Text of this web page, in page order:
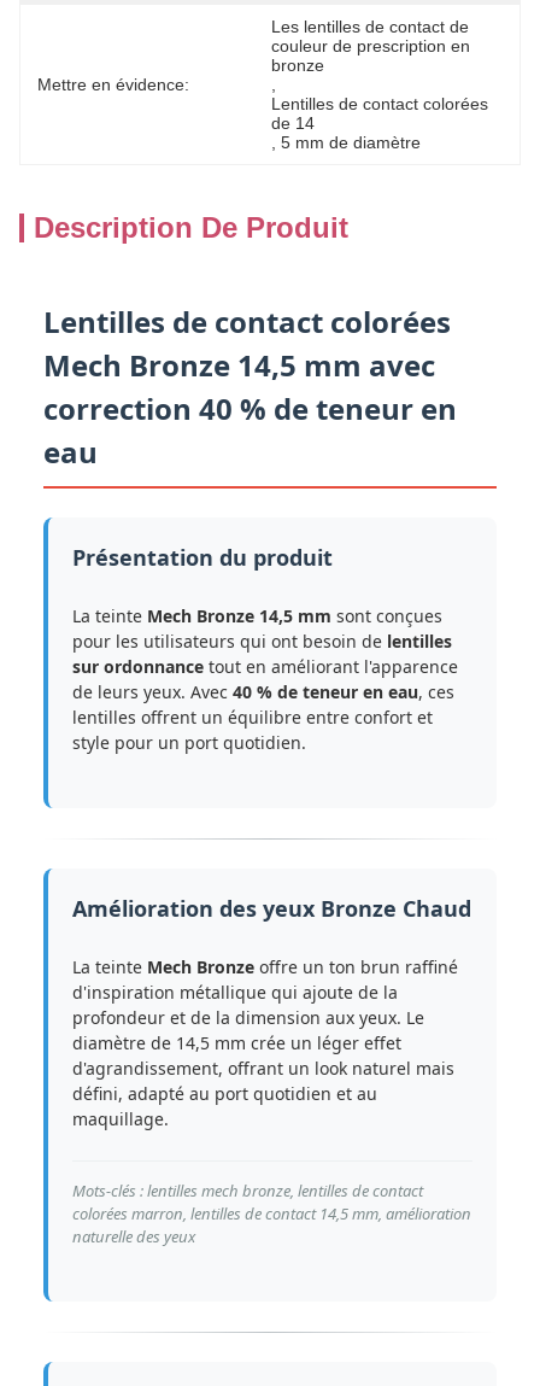
Mettre en évidence:
Les lentilles de contact de
couleur de prescription en
bronze
Lentilles de contact colorées
de 14
5 mm de diamètre
Description De Produit
Lentilles de contact colorées
Mech Bronze 14,5 mm avec
correction 40 % de teneur en
eau
Présentation du produit
La teinte Mech Bronze 14,5 mm sont conçues
pour les utilisateurs qui ont besoin de lentilles
sur ordonnance tout en améliorant l'apparence
de leurs yeux. Avec 40 % de teneur en eau, ces
lentilles offrent un équilibre entre confort et
style pour un port quotidien.
Amélioration des yeux Bronze Chaud
La teinte Mech Bronze offre un ton brun raffiné
d'inspiration métallique qui ajoute de la
profondeur et de la dimension aux yeux. Le
diamètre de 14,5 mm crée un léger effet
d'agrandissement, offrant un look naturel mais
défini, adapté au port quotidien et au
maquillage.
Mots-clés : lentilles mech bronze, lentilles de contact
colorées marron, lentilles de contact 14,5 mm, amélioration
naturelle des yeux